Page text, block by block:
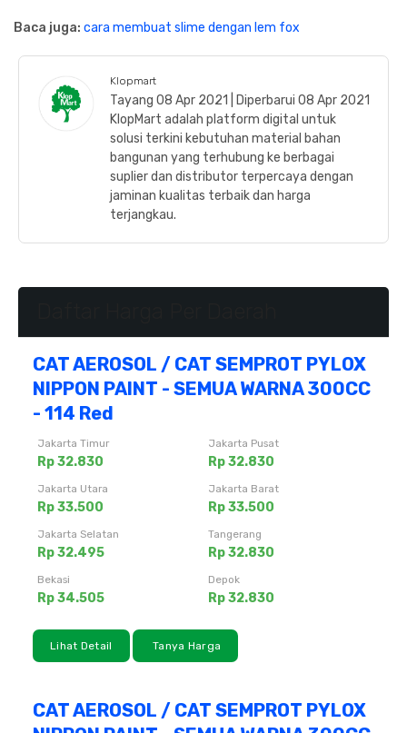
Baca juga: cara membuat slime dengan lem fox
Klopmart
Tayang 08 Apr 2021 | Diperbarui 08 Apr 2021
KlopMart adalah platform digital untuk
solusi terkini kebutuhan material bahan
bangunan yang terhubung ke berbagai
suplier dan distributor terpercaya dengan
jaminan kualitas terbaik dan harga
terjangkau.
CAT AEROSOL / CAT SEMPROT PYLOX
NIPPON PAINT - SEMUA WARNA 300CC
- 114 Red
Jakarta Timur
Rp 32.830
Jakarta Pusat
Rp 32.830
Jakarta Utara
Rp 33.500
Jakarta Barat
Rp 33.500
Jakarta Selatan
Rp 32.495
Tangerang
Rp 32.830
Bekasi
Rp 34.505
Depok
Rp 32.830
Lihat Detail Tanya Harga
CAT AEROSOL / CAT SEMPROT PYLOX